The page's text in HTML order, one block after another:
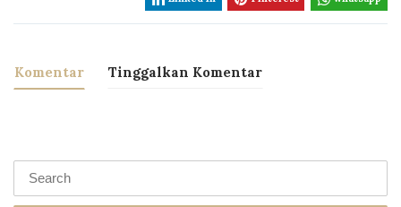
Komentar Tinggalkan Komentar